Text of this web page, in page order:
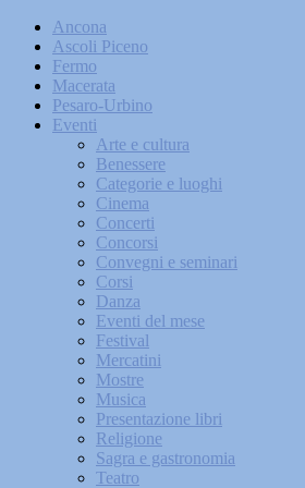
Ancona
Ascoli Piceno
Fermo
Macerata
Pesaro-Urbino
Eventi
Arte e cultura
Benessere
Categorie e luoghi
Cinema
Concerti
Concorsi
Convegni e seminari
Corsi
Danza
Eventi del mese
Festival
Mercatini
Mostre
Musica
Presentazione libri
Religione
Sagra e gastronomia
Teatro